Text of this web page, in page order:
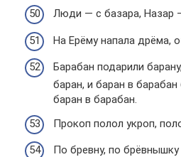
Люди — с базара, Назар
На Ерёму напала дрёма,
Барабан подарили
баран, и баран в
баран в барабан.
Прокоп полол укроп,
По бревну, по брёвнышку